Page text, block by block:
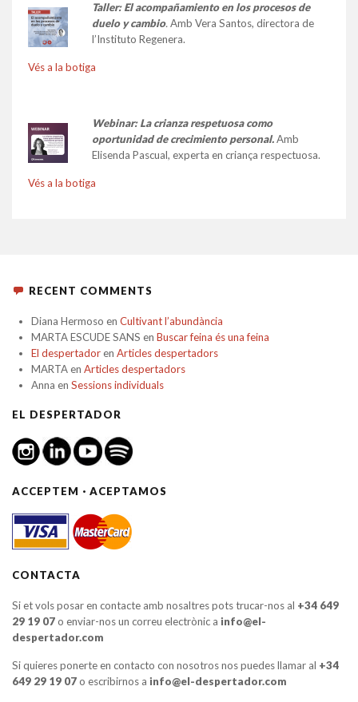
Taller: El acompañamiento en los procesos de
duelo y cambio.Amb Vera Santos, directora de
l’Instituto Regenera.
Vés a la botiga
Webinar: La crianza respetuosa como
oportunidad de crecimiento personal.Amb
Elisenda Pascual, experta en criança respectuosa.
Vés a la botiga
RECENT COMMENTS
Diana Hermoso en Cultivant l’abundància
MARTA ESCUDE SANS en Buscar feina és una feina
El despertadoren Articles despertadors
MARTAen Articles despertadors
Anna en Sessions individuals
EL DESPERTADOR
ACCEPTEM · ACEPTAMOS
CONTACTA
Si et vols posar en contacte amb nosaltres pots trucar-nos al +34 649
29 19 07o enviar-nos un correu electrònic a info@el-
despertador.com
Si quieres ponerte en contacto con nosotros nos puedes llamar al +34
649 29 19 07o escribirnos a info@el-despertador.com